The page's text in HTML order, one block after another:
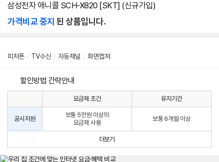
삼성전자 애니콜 SCH-X820 [SKT] (신규가입)
가격비교 중지 된 상품입니다.
피처폰 / TV수신 / 자동채널 / 화면캡쳐
할인방법 간략안내
원
사
인
법
요금제 조건 유지기간
공시지원
보통 5만원 이상의
요금제 사용
보통 6개월 이상
더보기